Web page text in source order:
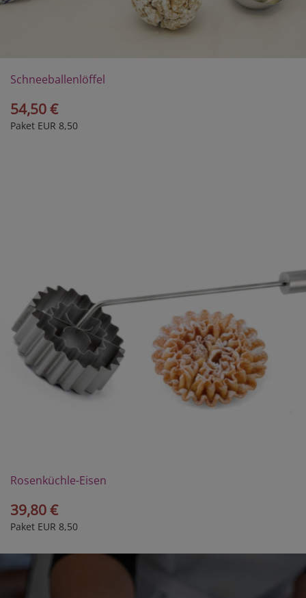
Schneeballenlöffel
54,50 €
Paket EUR 8,50
Rosenküchle-Eisen
39,80 €
Paket EUR 8,50